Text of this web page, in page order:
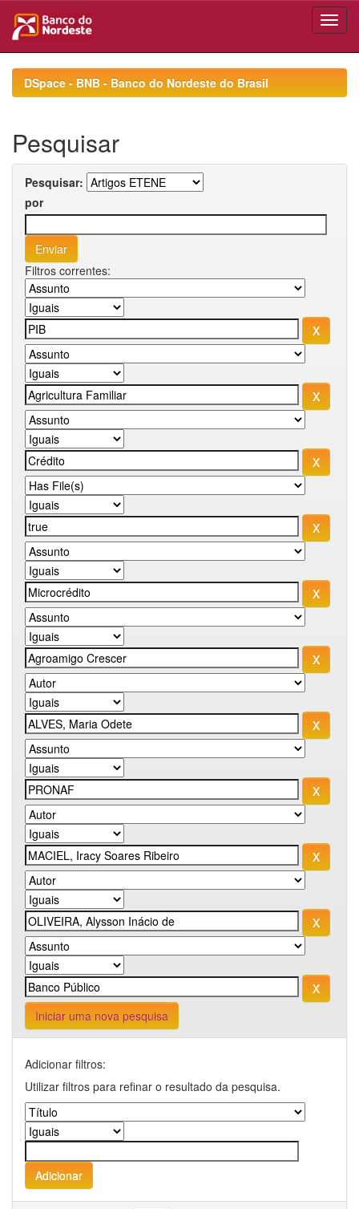
navigationDSpace - BNB - Banco do Nordeste do Brasil
Pesquisar
Pesquisar:
por
Filtros correntes:
Iniciar uma nova pesquisa
Adicionar filtros:
Utilizar filtros para refinar o resultado da pesquisa.